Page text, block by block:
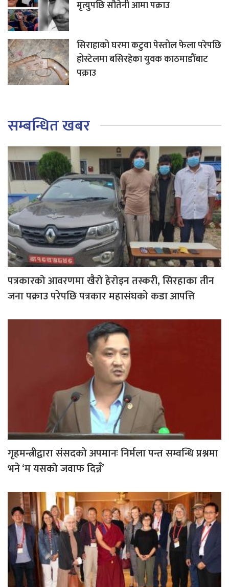
मृत्युपछि सौतेनी आमा पक्राउ
सिराहाको घरमा कटुवा पेस्तोल फेला परेपछि
होस्टेलमा बसिरहेका युवक काठमाडौँबाट
पक्राउ
सम्बन्धित खबर
पत्रकारको आवरणमा खैरो हेरोइन तस्करी, सिरहाका तीन
जना पक्राउ परेपछि पत्रकार महासंघको कडा आपत्ति
गृहमन्त्रीद्वारा संसदको अपमानः निर्मला पन्त सम्वन्धि प्रश्नमा
भने ‘म यसको जवाफ दिन्नँ’